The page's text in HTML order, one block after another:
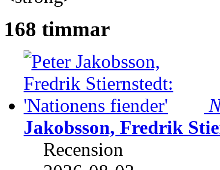
168 timmar
Jakobsson, Fredrik
Recension